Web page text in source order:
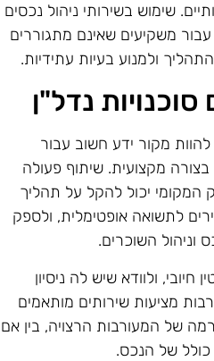
שימוש בשירותי ניהול נכסים
משקיעים שאינם מתגוררים
ולמנוע בעיות עתידיות.
נדל"ן
להוות מקור ידע חשוב עבור
מקצועית. שיתוף פעולה
המקומי יכול להקל על תהליך
לתשואה אופטימלית, ולספק
וניהול השוכרים.
ולוודא שיש לה ניסיון
מציעות שירותים מותאמים
של המעורבות הרצויה, בין אם
כולל של הנכס.